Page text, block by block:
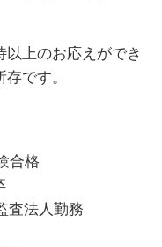
上のお応えができ
です。
合格
査法人勤務